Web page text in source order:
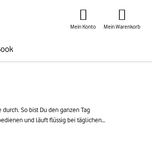
Mein Konto Mein Warenkorb
So bist Du den ganzen Tag
und läuft flüssig bei täglichen
ein solides, komplett aufbereitetes